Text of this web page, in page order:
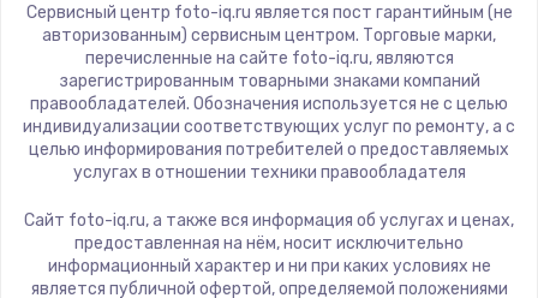
Сервисный центр foto-iq.ru является пост гарантийным (не
авторизованным) сервисным центром. Торговые марки,
перечисленные на сайте foto-iq.ru, являются
зарегистрированным товарными знаками компаний
правообладателей. Обозначения используется не с целью
индивидуализации соответствующих услуг по ремонту, а с
целью информирования потребителей о предоставляемых
услугах в отношении техники правообладателя
Сайт foto-iq.ru, а также вся информация об услугах и ценах,
предоставленная на нём, носит исключительно
информационный характер и ни при каких условиях не
является публичной офертой, определяемой положениями